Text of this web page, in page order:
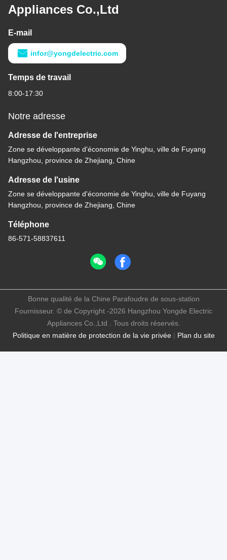
Appliances Co.,Ltd
E-mail
infor@yongdelectric.com
Temps de travail
8:00-17:30
Notre adresse
Adresse de l'entreprise
Zone se développante d'économie de Yinghu, ville de Fuyang
Hangzhou, province de Zhejiang, Chine
Adresse de l'usine
Zone se développante d'économie de Yinghu, ville de Fuyang
Hangzhou, province de Zhejiang, Chine
Téléphone
86-571-58837611
Politique en matière de protection de la vie privée| Plan du site
Bonne qualité de la Chine Parafoudre de sous-station
Fournisseur. © de Copyright -2026 Hangzhou Yongde Electric
Appliances Co.,Ltd . Tous droits réservés.